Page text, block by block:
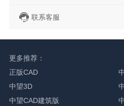
联系客服
更多推荐：
正版CAD
中望3D
中望CAD建筑版